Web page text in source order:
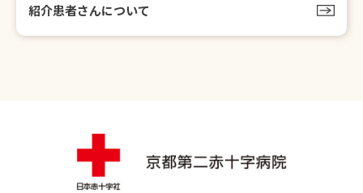
紹介患者さんについて